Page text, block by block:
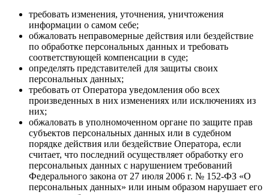
требовать изменения, уточнения, уничтожения
информации о самом себе;
обжаловать неправомерные действия или бездействие
по обработке персональных данных и требовать
соответствующей компенсации в суде;
определять представителей для защиты своих
персональных данных;
требовать от Оператора уведомления обо всех
произведенных в них изменениях или исключениях из
них;
обжаловать в уполномоченном органе по защите прав
субъектов персональных данных или в судебном
порядке действия или бездействие Оператора, если
считает, что последний осуществляет обработку его
персональных данных с нарушением требований
Федерального закона от 27 июля 2006 г. № 152-ФЗ «О
персональных данных» или иным образом нарушает его